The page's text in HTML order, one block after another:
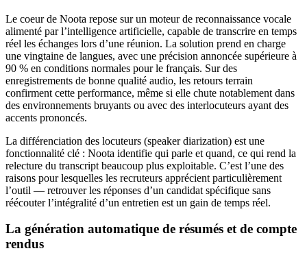
Le coeur de Noota repose sur un moteur de reconnaissance vocale
alimenté par l’intelligence artificielle, capable de transcrire en temps
réel les échanges lors d’une réunion. La solution prend en charge
une vingtaine de langues, avec une précision annoncée supérieure à
90 % en conditions normales pour le français. Sur des
enregistrements de bonne qualité audio, les retours terrain
confirment cette performance, même si elle chute notablement dans
des environnements bruyants ou avec des interlocuteurs ayant des
accents prononcés.
La différenciation des locuteurs (speaker diarization) est une
fonctionnalité clé : Noota identifie qui parle et quand, ce qui rend la
relecture du transcript beaucoup plus exploitable. C’est l’une des
raisons pour lesquelles les recruteurs apprécient particulièrement
l’outil — retrouver les réponses d’un candidat spécifique sans
réécouter l’intégralité d’un entretien est un gain de temps réel.
La génération automatique de résumés et de compte
rendus